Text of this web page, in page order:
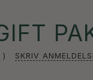
SKRIV